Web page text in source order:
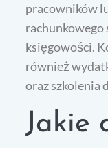
pracowników
rachunkowego
księgowości.
również
oraz szkolenia
Jakie